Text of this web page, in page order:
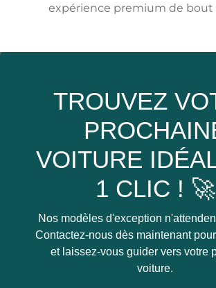
expérience premium de bout
TROUVEZ
VOITURE
1 CLIC ! 🚀
Nos modèles d'exception
Contactez-nous dès maintenant
et laissez-vous guider vers votre
voiture.